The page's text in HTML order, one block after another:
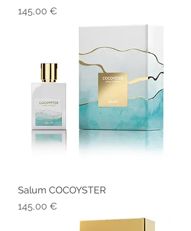
Prezzo
145,00 €
Salum COCOYSTER
Prezzo
145,00 €